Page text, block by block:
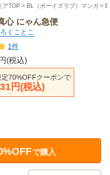
アTOP BL（ボーイズラブ）マンガ
心 にゃん急便
くことこ
1件
(税込)
70%OFFクーポンで
円(税込)
で購入